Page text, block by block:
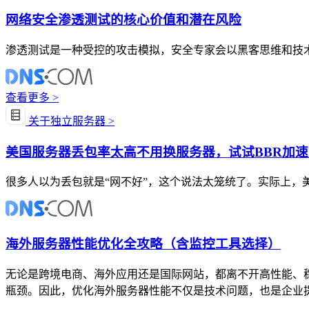
网络安全渗透测试的核心价值和潜在风险
渗透测试是一种受控的攻击模拟，安全专家会以黑客思维和
查看更多 >
关于独立服务器 >
美国服务器丢包率太高不用换服务器，试试BBR加
很多人以为丢包就是“网不好”，这个说法太笼统了。实际上
海外服务器性能优化全攻略（含监控工具选择）
无论是跨境电商、海外应用还是国际网站，都离不开高性能
瓶颈。因此，优化海外服务器性能不仅是技术问题，也是企业